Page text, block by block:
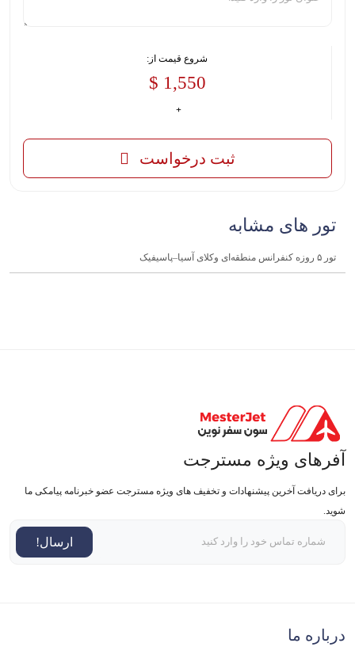
شروع قیمت از:
1,550 $
ثبت درخواست
تور های مشابه
تور ۵ روزه کنفرانس منطقه‌ای وکلای آسیا–پاسیفیک
آفرهای ویژه مسترجت
برای دریافت آخرین پیشنهادات و تخفیف های ویژه مسترجت عضو خبرنامه پیامکی ما
شوید.
ارسال!
درباره ما